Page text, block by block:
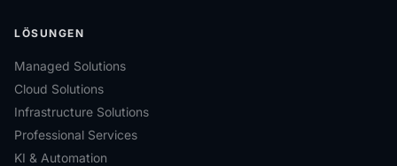
LÖSUNGEN
Managed Solutions
Cloud Solutions
Infrastructure Solutions
Professional Services
KI & Automation